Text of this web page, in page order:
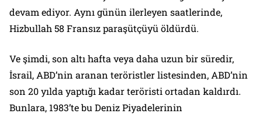
devam ediyor. Aynı günün ilerleyen saatlerinde,
Hizbullah 58 Fransız paraşütçüyü öldürdü.
Ve şimdi, son altı hafta veya daha uzun bir süredir,
İsrail, ABD’nin aranan teröristler listesinden, ABD’nin
son 20 yılda yaptığı kadar teröristi ortadan kaldırdı.
Bunlara, 1983’te bu Deniz Piyadelerinin